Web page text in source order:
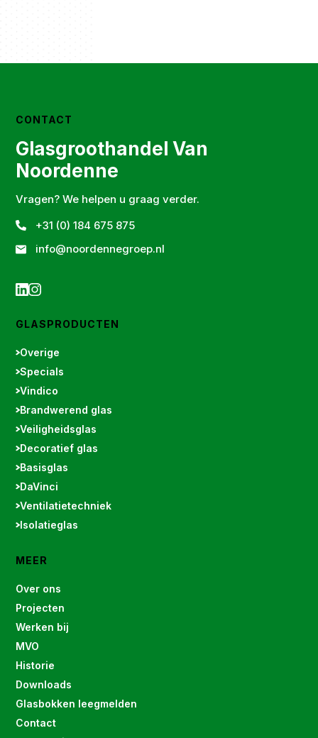
CONTACT
Glasgroothandel Van
Noordenne
Vragen? We helpen u graag verder.
+31 (0) 184 675 875
info@noordennegroep.nl
GLASPRODUCTEN
Overige
Specials
Vindico
Brandwerend glas
Veiligheidsglas
Decoratief glas
Basisglas
DaVinci
Ventilatietechniek
Isolatieglas
MEER
Over ons
Projecten
Werken bij
MVO
Historie
Downloads
Glasbokken leegmelden
Contact